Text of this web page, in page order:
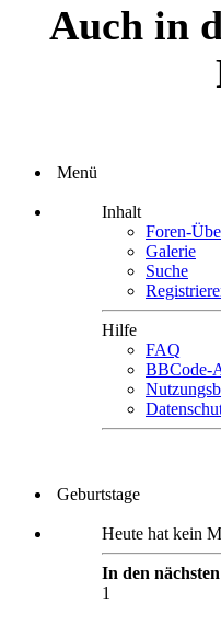
Auch in
Menü
Inhalt
Foren-
Galerie
Suche
Hilfe
FAQ
BBCode-
Geburtstage
Heute hat kein
In den
1